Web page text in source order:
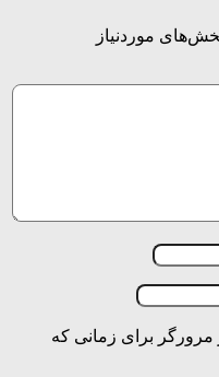
موردنیاز
مرورگر برای زمانی که